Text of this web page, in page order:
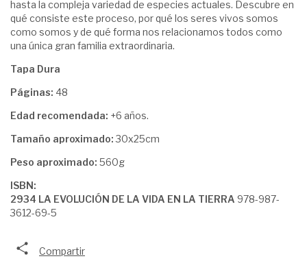
hasta la compleja variedad de especies actuales. Descubre en
qué consiste este proceso, por qué los seres vivos somos
como somos y de qué forma nos relacionamos todos como
una única gran familia extraordinaria.
Tapa Dura
Páginas: 48
Edad recomendada: +6 años.
Tamaño aproximado:30x25cm
Peso aproximado: 560g
ISBN:
2934 LA EVOLUCIÓN DE LA VIDA EN LA TIERRA 978-987-
3612-69-5
Compartir